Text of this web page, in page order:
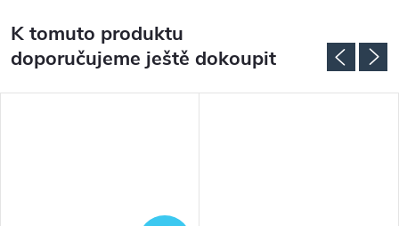
K tomuto produktu
doporučujeme ještě dokoupit